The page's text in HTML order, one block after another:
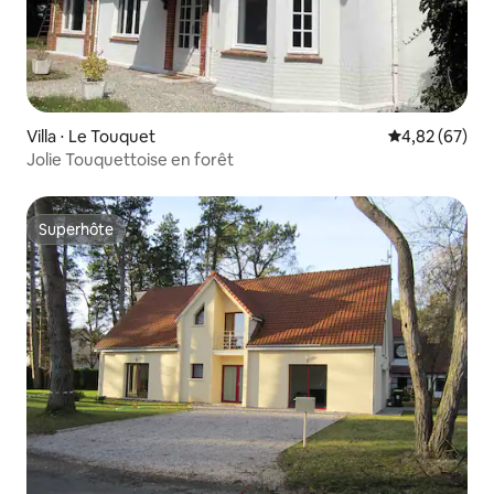
Villa ⋅ Le Touquet Évaluation
4,82 (67)
Jolie Touquettoise en forêt
Superhôte
Superhôte